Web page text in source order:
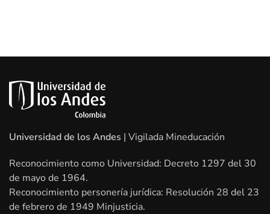
Universidad de los Andes | Vigilada Mineducación
Reconocimiento como Universidad: Decreto 1297 del 30
de mayo de 1964.
Reconocimiento personería jurídica: Resolución 28 del 23
de febrero de 1949 Minjusticia.